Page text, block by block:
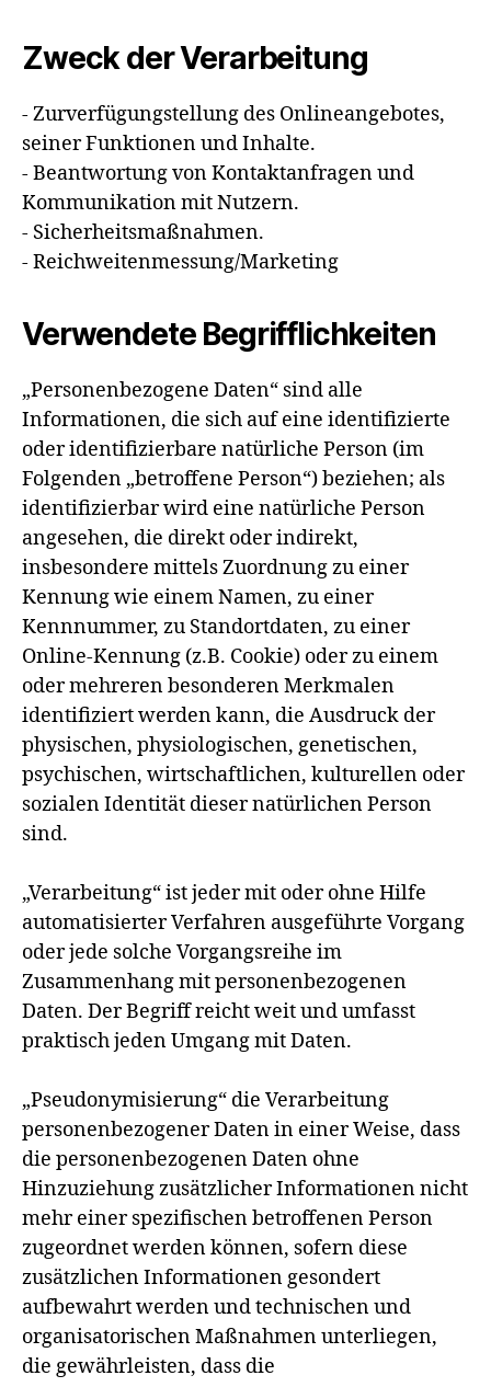
Zweck der Verarbeitung
- Zurverfügungstellung des Onlineangebotes,
seiner Funktionen und Inhalte.
- Beantwortung von Kontaktanfragen und
Kommunikation mit Nutzern.
- Sicherheitsmaßnahmen.
- Reichweitenmessung/Marketing
Verwendete Begrifflichkeiten
„Personenbezogene Daten“ sind alle
Informationen, die sich auf eine identifizierte
oder identifizierbare natürliche Person (im
Folgenden „betroffene Person“) beziehen; als
identifizierbar wird eine natürliche Person
angesehen, die direkt oder indirekt,
insbesondere mittels Zuordnung zu einer
Kennung wie einem Namen, zu einer
Kennnummer, zu Standortdaten, zu einer
Online-Kennung (z.B. Cookie) oder zu einem
oder mehreren besonderen Merkmalen
identifiziert werden kann, die Ausdruck der
physischen, physiologischen, genetischen,
psychischen, wirtschaftlichen, kulturellen oder
sozialen Identität dieser natürlichen Person
sind.
„Verarbeitung“ ist jeder mit oder ohne Hilfe
automatisierter Verfahren ausgeführte Vorgang
oder jede solche Vorgangsreihe im
Zusammenhang mit personenbezogenen
Daten. Der Begriff reicht weit und umfasst
praktisch jeden Umgang mit Daten.
„Pseudonymisierung“ die Verarbeitung
personenbezogener Daten in einer Weise, dass
die personenbezogenen Daten ohne
Hinzuziehung zusätzlicher Informationen nicht
mehr einer spezifischen betroffenen Person
zugeordnet werden können, sofern diese
zusätzlichen Informationen gesondert
aufbewahrt werden und technischen und
organisatorischen Maßnahmen unterliegen,
die gewährleisten, dass die